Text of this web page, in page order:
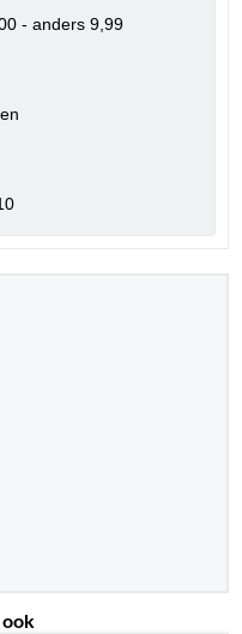
- anders 9,99